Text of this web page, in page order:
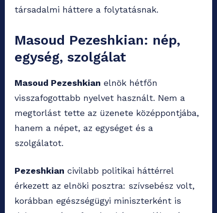
társadalmi háttere a folytatásnak.
Masoud Pezeshkian: nép,
egység, szolgálat
Masoud Pezeshkian elnök hétfőn
visszafogottabb nyelvet használt. Nem a
megtorlást tette az üzenete középpontjába,
hanem a népet, az egységet és a
szolgálatot.
Pezeshkian civilabb politikai háttérrel
érkezett az elnöki posztra: szívsebész volt,
korábban egészségügyi miniszterként is